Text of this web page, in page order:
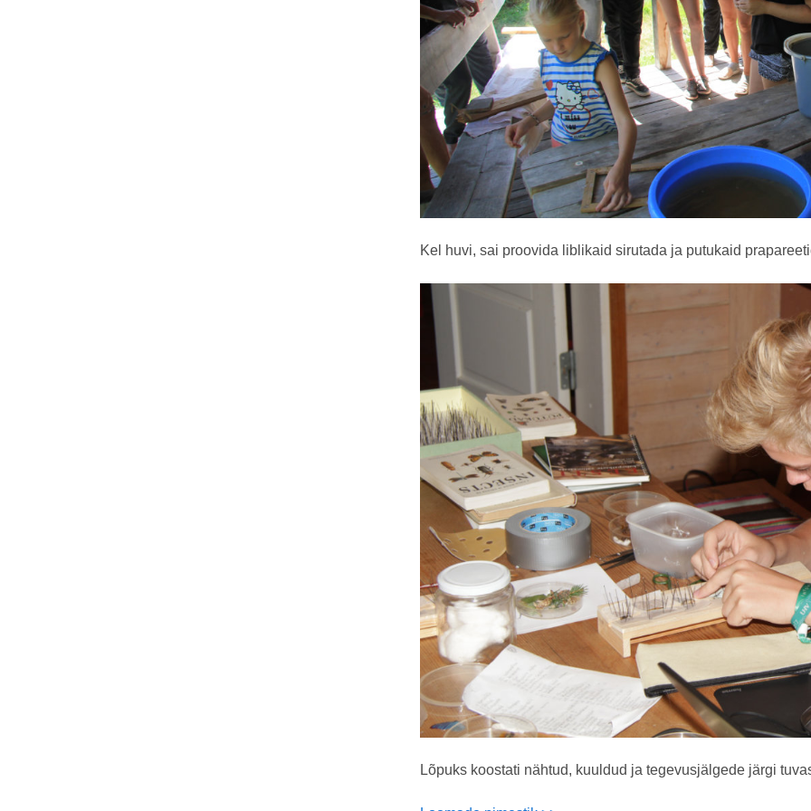
Kel huvi, sai proovida liblikaid sirutada ja putukaid
Lõpuks koostati nähtud, kuuldud ja tegevusjälgede järgi